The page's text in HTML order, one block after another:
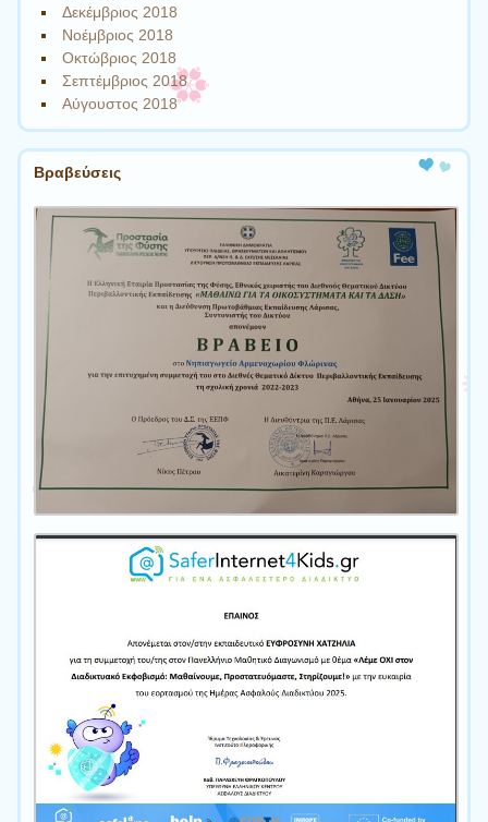
Δεκέμβριος 2018
Νοέμβριος 2018
Οκτώβριος 2018
Σεπτέμβριος 2018
Αύγουστος 2018
Βραβεύσεις